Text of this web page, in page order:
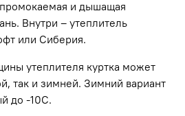
и дышащая
Внутри – утеплитель
или Сиберия.
утеплителя куртка может
так и зимней. Зимний вариант
до -10С.